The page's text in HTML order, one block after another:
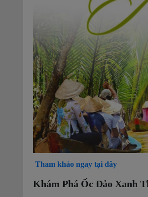
Tham khảo ngay tại đây
Khám Phá Ốc Đảo Xanh